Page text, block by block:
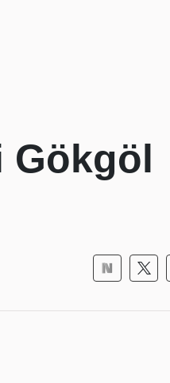
Gökgöl